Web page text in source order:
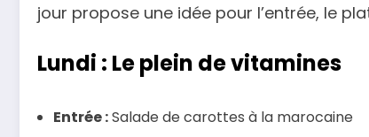
jour propose une idée pour l’entrée, le
Lundi : Le plein de vitamines
Entrée :Salade de carottes à la marocaine